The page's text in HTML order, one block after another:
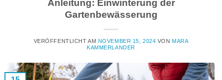
Anleitung: Einwinterung der
Gartenbewässerung
VERÖFFENTLICHT AM NOVEMBER 15, 2024 VONMARA
KAMMERLANDER